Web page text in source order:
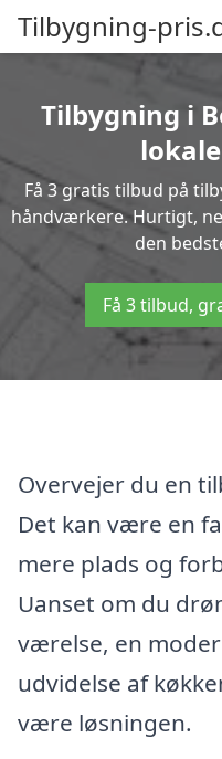
Tilbygning-
Tilbygning i
Få 3 gratis tilbud på
håndværkere. Hurtigt,
den
Få 3 tilbud,
Overvejer du en
Det kan være en
mere plads og
Uanset om du
værelse, en
udvidelse af
være løsningen.